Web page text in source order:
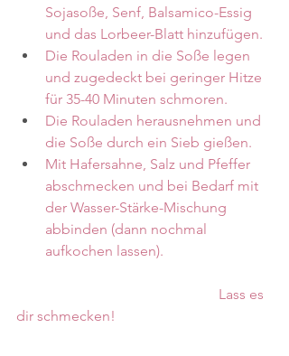
Sojasoße, Senf, Balsamico-Essig
und das Lorbeer-Blatt hinzufügen.
Die Rouladen in die Soße legen
und zugedeckt bei geringer Hitze
für 35-40 Minuten schmoren.
Die Rouladen herausnehmen und
die Soße durch ein Sieb gießen.
Mit Hafersahne, Salz und Pfeffer
abschmecken und bei Bedarf mit
der Wasser-Stärke-Mischung
abbinden (dann nochmal
aufkochen lassen).
dir schmecken!